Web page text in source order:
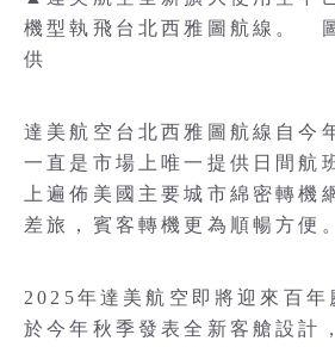
機型執飛台北西雅圖航線。
供
達美航空台北西雅圖航線自今
一直是市場上唯一提供日間航
上遍佈美國主要城市綿密轉機
差旅，賓客轉機更為順暢方便。
2025年達美航空即將迎來百年
於今年秋季發表全新客艙設計